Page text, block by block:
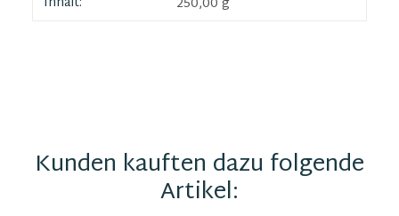
Kunden kauften dazu folgende
Artikel: